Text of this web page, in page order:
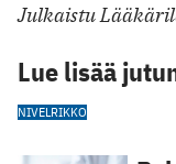
Julkaistu
Lue lisää
NIVELRIKKO